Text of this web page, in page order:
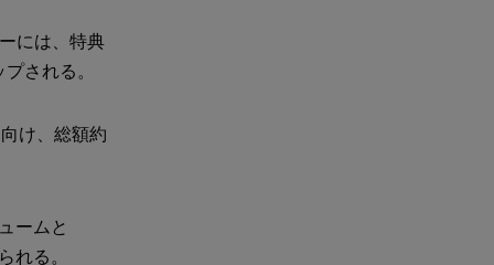
には、特典
される。
け、総額約
ームと
れる。